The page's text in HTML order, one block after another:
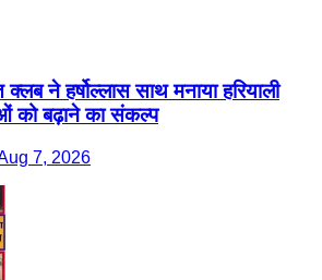
क्लब ने हर्षोल्लास साथ मनाया हरियाली
को बढ़ाने का संकल्प
7, 2026